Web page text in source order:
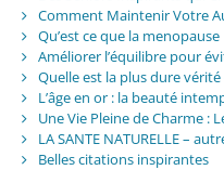
Comment Maintenir Votre
Qu’est ce que la menopause
Améliorer l’équilibre pour
Quelle est la plus dure
L’âge en or : la beauté
Une Vie Pleine de Charme :
LA SANTE NATURELLE –
Belles citations inspirantes